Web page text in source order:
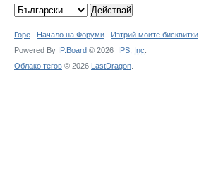
Горе Начало на Форуми Изтрий моите бисквитки
Powered By IP.Board © 2026 IPS, Inc
Облако тегов © 2026 LastDragon